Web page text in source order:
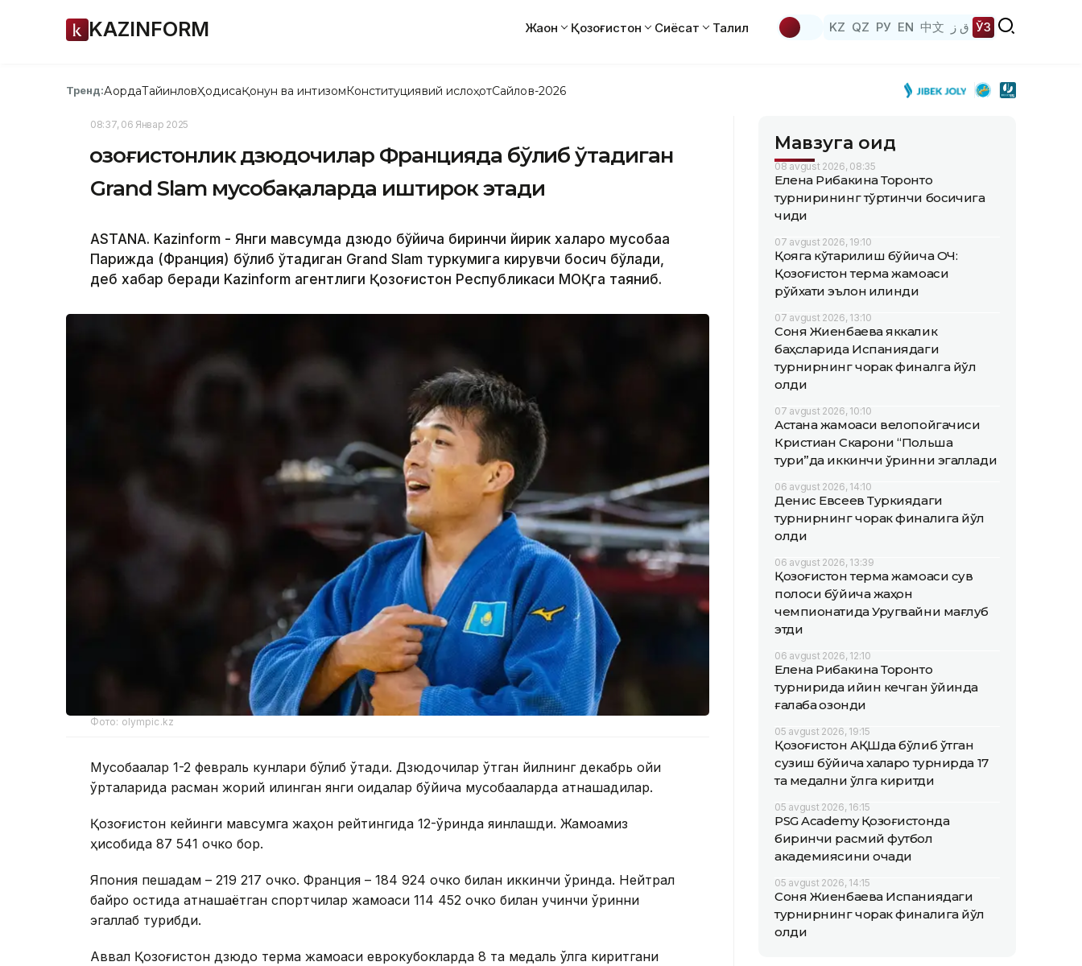
KAZINFORM Жаҳон Қозоғистон Сиёсат Таҳлил KZ QZ РУ EN 中文 ق ز ЎЗ
Тренд:АқордаТайинловҲодисаҚонун ва интизомКонституциявий ислоҳотСайлов-2026
08:37, 06 Январ 2025
Қозоғистонлик дзюдочилар Францияда бўлиб ўтадиган
Grand Slam мусобақаларда иштирок этади
ASTANA. Kazinform - Янги мавсумда дзюдо бўйича биринчи йирик халқаро мусобақа
Парижда (Франция) бўлиб ўтадиган Grand Slam туркумига кирувчи босқич бўлади,
деб хабар беради Kazinform агентлиги Қозоғистон Республикаси МОҚга таяниб.
Фото: olympic.kz
Мусобақалар 1-2 февраль кунлари бўлиб ўтади. Дзюдочилар ўтган йилнинг декабрь ойи
ўрталарида расман жорий қилинган янги қоидалар бўйича мусобақаларда қатнашадилар.
Қозоғистон кейинги мавсумга жаҳон рейтингида 12-ўринда яқинлашди. Жамоамиз
ҳисобида 87 541 очко бор.
Япония пешқадам – 219 217 очко. Франция – 184 924 очко билан иккинчи ўринда. Нейтрал
байроқ остида қатнашаётган спортчилар жамоаси 114 452 очко билан учинчи ўринни
эгаллаб турибди.
Аввал Қозоғистон дзюдо терма жамоаси еврокубокларда 8 та медаль қўлга киритгани
Мавзуга оид
08 avgust 2026, 08:35
Елена Рибакина Торонто
турнирининг тўртинчи босқичига
чиқди
07 avgust 2026, 19:10
Қояга кўтарилиш бўйича ОЧ:
Қозоғистон терма жамоаси
рўйхати эълон қилинди
07 avgust 2026, 13:10
Соня Жиенбаева яккалик
баҳсларида Испаниядаги
турнирнинг чорак финалга йўл
олди
07 avgust 2026, 10:10
Астана жамоаси велопойгачиси
Кристиан Скарони “Польша
тури”да иккинчи ўринни эгаллади
06 avgust 2026, 14:10
Денис Евсеев Туркиядаги
турнирнинг чорак финалига йўл
олди
06 avgust 2026, 13:39
Қозоғистон терма жамоаси сув
полоси бўйича жаҳон
чемпионатида Уругвайни мағлуб
этди
06 avgust 2026, 12:10
Елена Рибакина Торонто
турнирида қийин кечган ўйинда
ғалаба қозонди
05 avgust 2026, 19:15
Қозоғистон АҚШда бўлиб ўтган
сузиш бўйича халқаро турнирда 17
та медални қўлга киритди
05 avgust 2026, 16:15
PSG Academy Қозоғистонда
биринчи расмий футбол
академиясини очади
05 avgust 2026, 14:15
Соня Жиенбаева Испаниядаги
турнирнинг чорак финалига йўл
олди